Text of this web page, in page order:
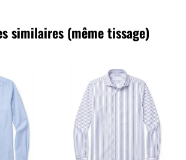
similaires (même tissage)